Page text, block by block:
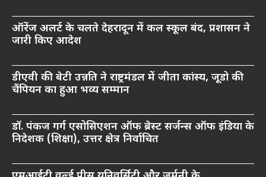
ऑरेंज अलर्ट के चलते देहरादून में कल स्कूल बंद, प्रशासन ने
जारी किए आदेश
डीएवी की बेटी उन्नति ने राष्ट्रमंडल में जीता कांस्य, जूडो की
चैंपियन का हुआ भव्य सम्मान
डॉ. पंकज गर्ग एसोसिएशन ऑफ ब्रेस्ट सर्जन्स ऑफ इंडिया के
निदेशक (शिक्षा), उत्तर क्षेत्र निर्वाचित